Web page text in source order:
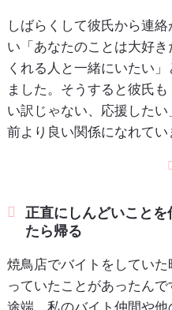
しばらくして彼氏から連
い「あなたのことは大好
くれる人と一緒にいたい
ました。そうすると彼氏
い訳じゃない、応援した
前より良い関係になれてい
正直にしんどいこと
たら帰る
焼鳥店でバイトをしてい
っていたことがあったん